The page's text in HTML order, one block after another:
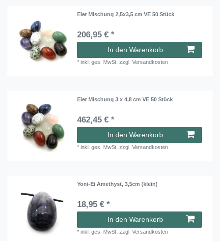
Eier Mischung 2,5x3,5 cm VE 50 Stück
206,95 € *
In den Warenkorb
*inkl. ges. MwSt. zzgl.Versandkosten
Eier Mischung 3 x 4,8 cm VE 50 Stück
462,45 € *
In den Warenkorb
*inkl. ges. MwSt. zzgl.Versandkosten
Yoni-Ei Amethyst, 3,5cm (klein)
18,95 € *
In den Warenkorb
*inkl. ges. MwSt. zzgl.Versandkosten